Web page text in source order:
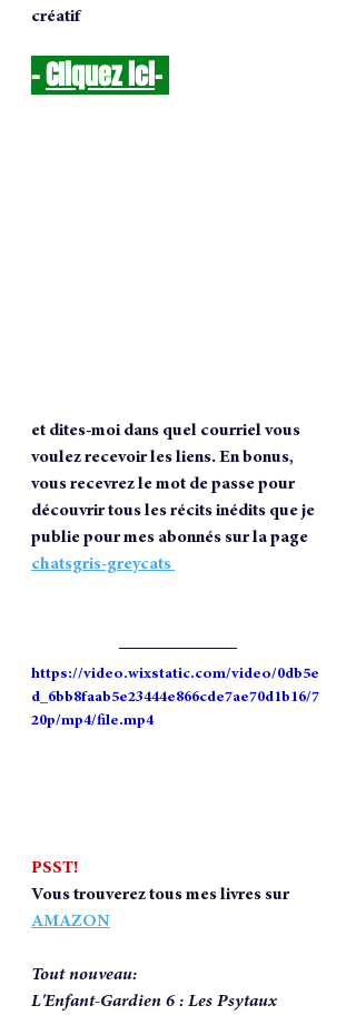
créatif
- Cliquez ici-
et dites-moi dans quel courriel vous
voulez recevoir les liens. En bonus,
vous recevrez le mot de passe pour
découvrir tous les récits inédits que je
publie pour mes abonnés sur la page
chatsgris-greycats
https://video.wixstatic.com/video/0db5e
d_6bb8faab5e23444e866cde7ae70d1b16/7
20p/mp4/file.mp4
PSST!
Vous trouverez tous mes livres sur
AMAZON
Tout nouveau:
L'Enfant-Gardien 6 : Les Psytaux